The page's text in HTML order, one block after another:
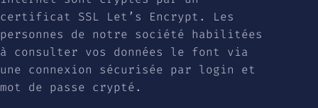
certificat SSL Let’s Encrypt. Les
personnes de notre société habilitées
à consulter vos données le font via
une connexion sécurisée par login et
mot de passe crypté.